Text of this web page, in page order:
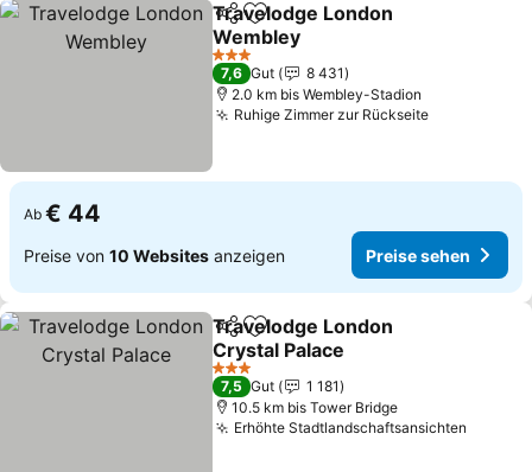
TeilenZu Favoriten hinzufügen
Travelodge London
Wembley
Preise sehen
3 Sterne
7,6 Gut
8 431
2.0 km bis Wembley-Stadion
Ruhige Zimmer zur RückseitePreise
Ab € 44
Preise von 10 Websites anzeigen Preise sehen
TeilenZu Favoriten hinzufügen
Travelodge London
Crystal Palace
Preise sehen
3 Sterne
7,5 Gut
1 181
10.5 km bis Tower Bridge
Erhöhte Stadtlandschaftsansichten